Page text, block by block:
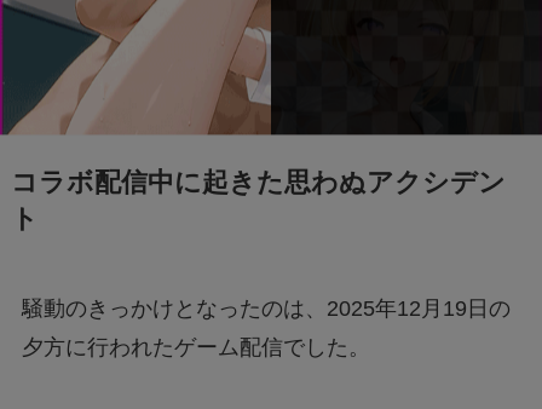
クセスできなくても買える？
FIFAワールドカップ2026はどこで見れる？配
ドラえもんの重複掲載問題って何？コロコロコ
ミックの間違いを調査
コラボ配信中に起きた思わぬアクシデン
ト
騒動のきっかけとなったのは、2025年12月19日の
夕方に行われたゲーム配信でした。